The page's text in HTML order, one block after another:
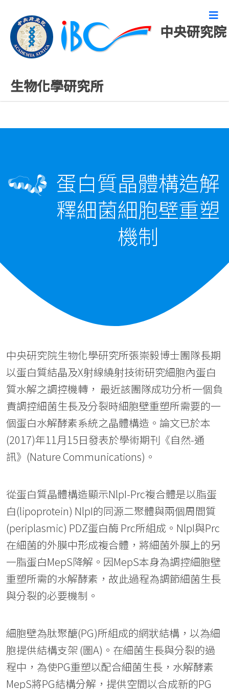
中央研究院
生物化學研究所
精彩研究成果
蛋白質晶體構造解
釋細菌細胞壁重塑
機制
中央研究院生物化學研究所張崇毅博士團隊長期
以蛋白質結晶及X射線繞射技術研究細胞內蛋白
質水解之調控機轉， 最近該團隊成功分析一個負
責調控細菌生長及分裂時細胞壁重塑所需要的一
個蛋白水解酵素系統之晶體構造。論文已於本
(2017)年11月15日發表於學術期刊《自然-通
訊》(Nature Communications)。
從蛋白質晶體構造顯示NlpI-Prc複合體是以脂蛋
白(lipoprotein) NlpI的同源二聚體與兩個周間質
(periplasmic) PDZ蛋白酶 Prc所組成。NlpI與Prc
在細菌的外膜中形成複合體，將細菌外膜上的另
一脂蛋白MepS降解。因MepS本身為調控細胞壁
重塑所需的水解酵素，故此過程為調節細菌生長
與分裂的必要機制。
細胞壁為肽聚醣(PG)所組成的網狀結構，以為細
胞提供結構支架 (圖A)。在細菌生長與分裂的過
程中，為使PG重塑以配合細菌生長，水解酵素
MepS將PG結構分解，提供空間以合成新的PG